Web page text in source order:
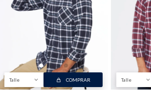
Talle COMPRAR Talle
Remeras Camisas
Buzos Pantalones